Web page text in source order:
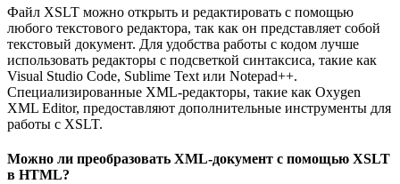
Файл XSLT можно открыть и редактировать с помощью
любого текстового редактора, так как он представляет собой
текстовый документ. Для удобства работы с кодом лучше
использовать редакторы с подсветкой синтаксиса, такие как
Visual Studio Code, Sublime Text или Notepad++.
Специализированные XML-редакторы, такие как Oxygen
XML Editor, предоставляют дополнительные инструменты для
работы с XSLT.
Можно ли преобразовать XML-документ с помощью XSLT
в HTML?